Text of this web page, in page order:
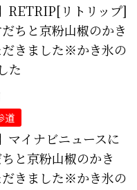
RETRIP[リトリップ]
ちと京粉山椒のかき
きました※かき氷の
た
道
マイナビニュースに
と京粉山椒のかき
きました※かき氷の